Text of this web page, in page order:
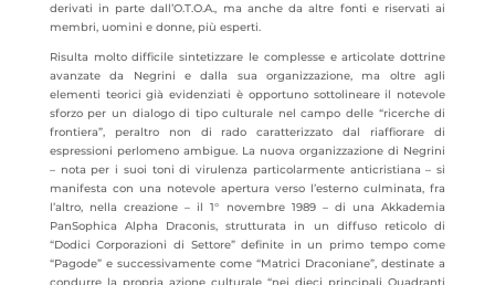
derivati in parte dall’O.T.O.A., ma anche da altre fonti e riservati ai
membri, uomini e donne, più esperti.
Risulta molto difficile sintetizzare le complesse e articolate dottrine
avanzate da Negrini e dalla sua organizzazione, ma oltre agli
elementi teorici già evidenziati è opportuno sottolineare il notevole
sforzo per un dialogo di tipo culturale nel campo delle “ricerche di
frontiera”, peraltro non di rado caratterizzato dal riaffiorare di
espressioni perlomeno ambigue. La nuova organizzazione di Negrini
– nota per i suoi toni di virulenza particolarmente anticristiana – si
manifesta con una notevole apertura verso l’esterno culminata, fra
l’altro, nella creazione – il 1° novembre 1989 – di una Akkademia
PanSophica Alpha Draconis, strutturata in un diffuso reticolo di
“Dodici Corporazioni di Settore” definite in un primo tempo come
“Pagode” e successivamente come “Matrici Draconiane”, destinate a